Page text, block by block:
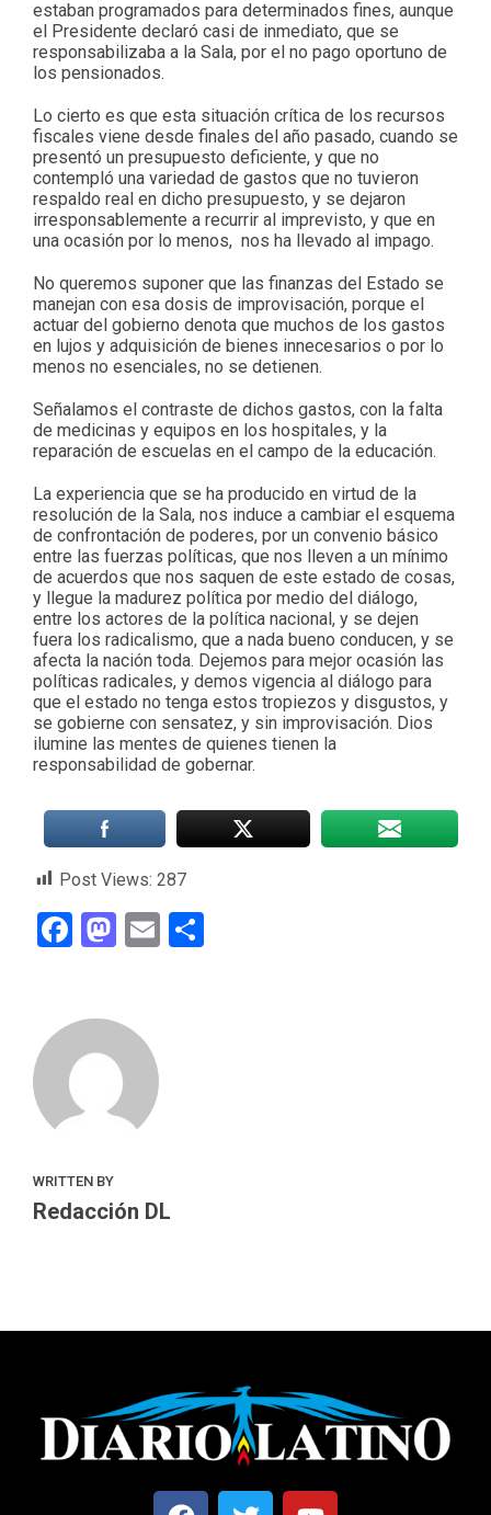
estaban programados para determinados fines, aunque
el Presidente declaró casi de inmediato, que se
responsabilizaba a la Sala, por el no pago oportuno de
los pensionados.
Lo cierto es que esta situación crítica de los recursos
fiscales viene desde finales del año pasado, cuando se
presentó un presupuesto deficiente, y que no
contempló una variedad de gastos que no tuvieron
respaldo real en dicho presupuesto, y se dejaron
irresponsablemente a recurrir al imprevisto, y que en
una ocasión por lo menos, nos ha llevado al impago.
No queremos suponer que las finanzas del Estado se
manejan con esa dosis de improvisación, porque el
actuar del gobierno denota que muchos de los gastos
en lujos y adquisición de bienes innecesarios o por lo
menos no esenciales, no se detienen.
Señalamos el contraste de dichos gastos, con la falta
de medicinas y equipos en los hospitales, y la
reparación de escuelas en el campo de la educación.
La experiencia que se ha producido en virtud de la
resolución de la Sala, nos induce a cambiar el esquema
de confrontación de poderes, por un convenio básico
entre las fuerzas políticas, que nos lleven a un mínimo
de acuerdos que nos saquen de este estado de cosas,
y llegue la madurez política por medio del diálogo,
entre los actores de la política nacional, y se dejen
fuera los radicalismo, que a nada bueno conducen, y se
afecta la nación toda. Dejemos para mejor ocasión las
políticas radicales, y demos vigencia al diálogo para
que el estado no tenga estos tropiezos y disgustos, y
se gobierne con sensatez, y sin improvisación. Dios
ilumine las mentes de quienes tienen la
responsabilidad de gobernar.
Post Views: 287
Facebook
Mastodon
Email
WRITTEN BY
Redacción DL